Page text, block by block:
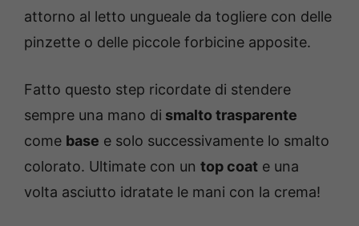
attorno al letto ungueale da togliere con delle
pinzette o delle piccole forbicine apposite.
Fatto questo step ricordate di stendere
sempre una mano di smalto trasparente
come base e solo successivamente lo smalto
colorato. Ultimate con un top coat e una
volta asciutto idratate le mani con la crema!